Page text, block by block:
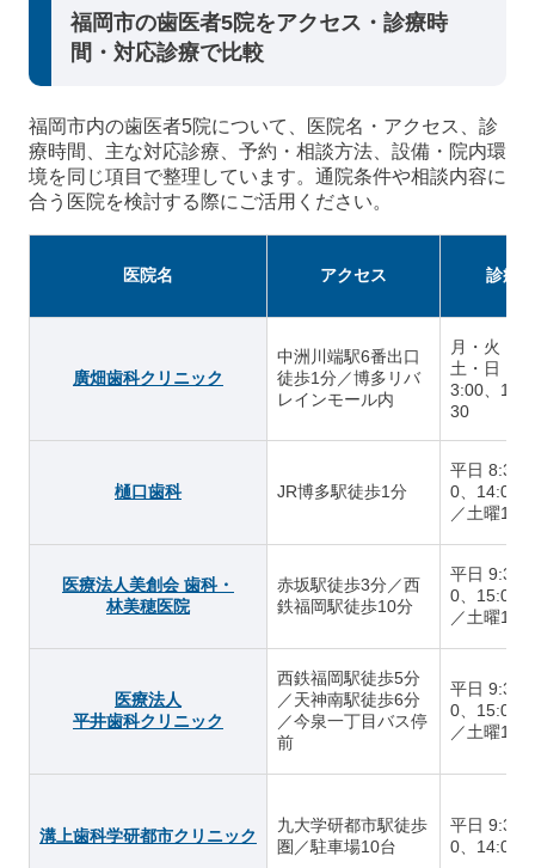
福岡市の歯医者5院をアクセス・診療時
間・対応診療で比較
福岡市内の歯医者5院について、医院名・アクセス、診
療時間、主な対応診療、予約・相談方法、設備・院内環
境を同じ項目で整理しています。通院条件や相談内容に
合う医院を検討する際にご活用ください。
医院名 アクセス 診療
廣畑歯科クリニック
中洲川端駅6番出口
徒歩1分／博多リバ
レインモール内
月・火・
土・日
3:00、
30
樋口歯科 JR博多駅徒歩1分
平日 8:30
0、14:00
／土曜
医療法人美創会 歯科・
林美穂医院
赤坂駅徒歩3分／西
鉄福岡駅徒歩10分
平日 9:30
0、15:00
／土曜
医療法人
平井歯科クリニック
西鉄福岡駅徒歩5分
／天神南駅徒歩6分
／今泉一丁目バス停
前
平日 9:30
0、15:00
／土曜
溝上歯科学研都市クリニック
九大学研都市駅徒歩
圏／駐車場10台
平日 9:30
0、14:00